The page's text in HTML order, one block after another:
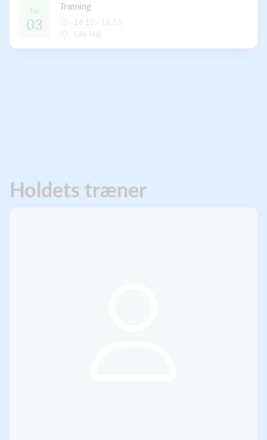
Tor
03
Træning
16:10 - 16:55
Lille Hal
Holdets træner